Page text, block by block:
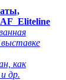
как
др.